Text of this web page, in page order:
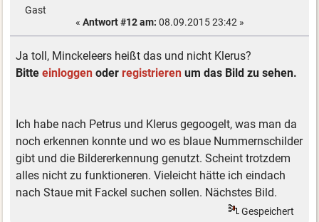
Gast
« Antwort #12 am: 08.09.2015 23:42 »
Ja toll, Minckeleers heißt das und nicht Klerus?
Bitteeinloggen oderregistrieren um das Bild zu sehen.
Ich habe nach Petrus und Klerus gegoogelt, was man da
noch erkennen konnte und wo es blaue Nummernschilder
gibt und die Bildererkennung genutzt. Scheint trotzdem
alles nicht zu funktioneren. Vieleicht hätte ich eindach
nach Staue mit Fackel suchen sollen. Nächstes Bild.
Gespeichert